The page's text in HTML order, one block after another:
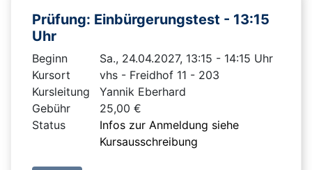
Prüfung: Einbürgerungstest - 13:15
Uhr
Beginn
Sa., 24.04.2027, 13:15 - 14:15 Uhr
Kursort
vhs - Freidhof 11 - 203
Kursleitung
Yannik Eberhard
Gebühr
25,00 €
Status
Infos zur Anmeldung siehe
Kursausschreibung